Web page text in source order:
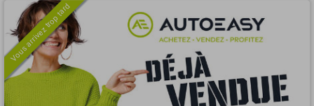
Vous arrivez trop tard